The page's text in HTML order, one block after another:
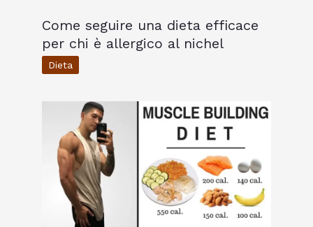
Come seguire una dieta efficace
per chi è allergico al nichel
Dieta